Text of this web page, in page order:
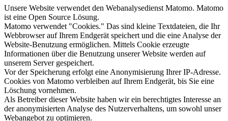
Unsere Website verwendet den Webanalysedienst Matomo. Matomo
ist eine Open Source Lösung.
Matomo verwendet "Cookies." Das sind kleine Textdateien, die Ihr
Webbrowser auf Ihrem Endgerät speichert und die eine Analyse der
Website-Benutzung ermöglichen. Mittels Cookie erzeugte
Informationen über die Benutzung unserer Website werden auf
unserem Server gespeichert.
Vor der Speicherung erfolgt eine Anonymisierung Ihrer IP-Adresse.
Cookies von Matomo verbleiben auf Ihrem Endgerät, bis Sie eine
Löschung vornehmen.
Als Betreiber dieser Website haben wir ein berechtigtes Interesse an
der anonymisierten Analyse des Nutzerverhaltens, um sowohl unser
Webangebot zu optimieren.